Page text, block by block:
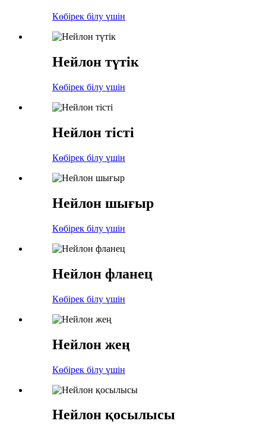
Көбірек білу үшін
Нейлон түтік
Көбірек білу үшін
Нейлон тісті
Көбірек білу үшін
Нейлон шығыр
Көбірек білу үшін
Нейлон фланец
Көбірек білу үшін
Нейлон жең
Көбірек білу үшін
Нейлон қосылысы